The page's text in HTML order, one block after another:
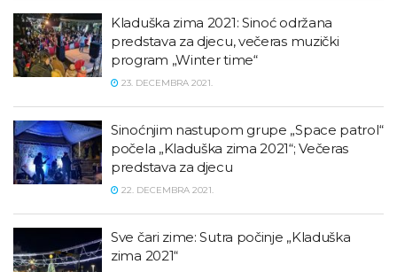
Kladuška zima 2021: Sinoć održana
predstava za djecu, večeras muzički
program „Winter time“
23. DECEMBRA 2021.
Sinoćnjim nastupom grupe „Space patrol“
počela „Kladuška zima 2021“; Večeras
predstava za djecu
22. DECEMBRA 2021.
Sve čari zime: Sutra počinje „Kladuška
zima 2021“